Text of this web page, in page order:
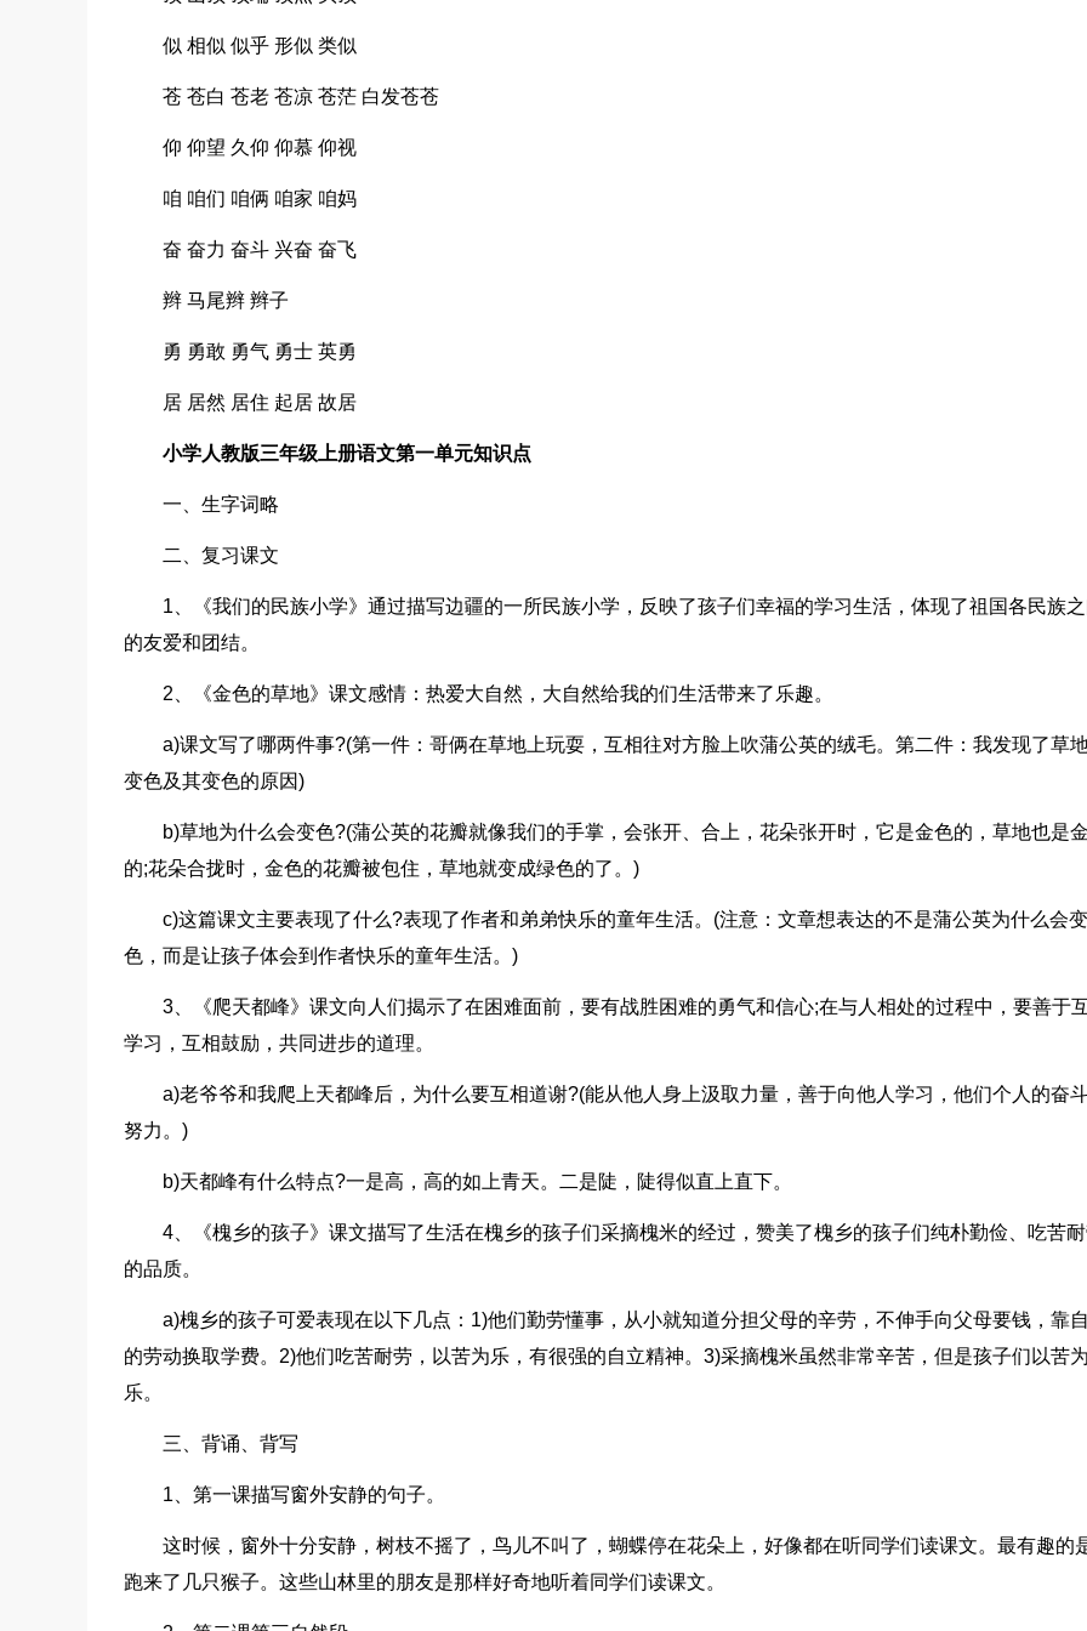
似 相似 似乎 形似 类似
苍 苍白 苍老 苍凉 苍茫 白发苍苍
仰 仰望 久仰 仰慕 仰视
咱 咱们 咱俩 咱家 咱妈
奋 奋力 奋斗 兴奋 奋飞
辫 马尾辫 辫子
勇 勇敢 勇气 勇士 英勇
居 居然 居住 起居 故居
小学人教版三年级上册语文第一单元知识点
一、生字词略
二、复习课文
1、《我们的民族小学》通过描写边疆的一所民族小学，反映了孩子们幸福的学习生活，体现了祖国各民族之
的友爱和团结。
2、《金色的草地》课文感情：热爱大自然，大自然给我的们生活带来了乐趣。
a)课文写了哪两件事?(第一件：哥俩在草地上玩耍，互相往对方脸上吹蒲公英的绒毛。第二件：我发现了草
变色及其变色的原因)
b)草地为什么会变色?(蒲公英的花瓣就像我们的手掌，会张开、合上，花朵张开时，它是金色的，草地也是
的;花朵合拢时，金色的花瓣被包住，草地就变成绿色的了。)
c)这篇课文主要表现了什么?表现了作者和弟弟快乐的童年生活。(注意：文章想表达的不是蒲公英为什么会变
色，而是让孩子体会到作者快乐的童年生活。)
3、《爬天都峰》课文向人们揭示了在困难面前，要有战胜困难的勇气和信心;在与人相处的过程中，要善于
学习，互相鼓励，共同进步的道理。
a)老爷爷和我爬上天都峰后，为什么要互相道谢?(能从他人身上汲取力量，善于向他人学习，他们个人的奋
努力。)
b)天都峰有什么特点?一是高，高的如上青天。二是陡，陡得似直上直下。
4、《槐乡的孩子》课文描写了生活在槐乡的孩子们采摘槐米的经过，赞美了槐乡的孩子们纯朴勤俭、吃苦
的品质。
a)槐乡的孩子可爱表现在以下几点：1)他们勤劳懂事，从小就知道分担父母的辛劳，不伸手向父母要钱，靠
的劳动换取学费。2)他们吃苦耐劳，以苦为乐，有很强的自立精神。3)采摘槐米虽然非常辛苦，但是孩子们以苦为
乐。
三、背诵、背写
1、第一课描写窗外安静的句子。
这时候，窗外十分安静，树枝不摇了，鸟儿不叫了，蝴蝶停在花朵上，好像都在听同学们读课文。最有趣的
跑来了几只猴子。这些山林里的朋友是那样好奇地听着同学们读课文。